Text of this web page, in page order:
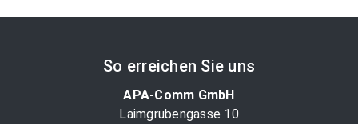
So erreichen Sie uns
APA-Comm GmbH
Laimgrubengasse 10